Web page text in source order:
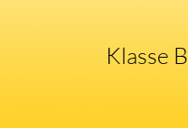
Klasse B